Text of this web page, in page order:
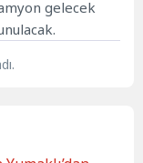
gelecek